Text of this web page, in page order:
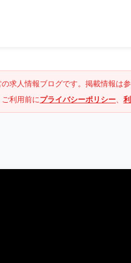
求人情報ブログです。掲載情報は
ご利用前にプライバシーポリシー、